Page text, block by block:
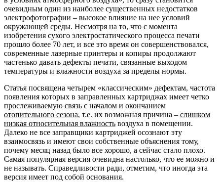
очевидным один из наиболее существенных недостатков
электрофотографии – высокое влияние на нее условий
окружающей среды. Несмотря на то, что с момента
изобретения сухого электростатического процесса печати
прошло более 70 лет, и все это время он совершенствовался,
современные лазерные принтеры и копиры продолжают
частенько давать дефекты печати, связанные выходом
температуры и влажности воздуха за пределы нормы.
Статья посвящена четырем «классическим» дефектам, частота
появления которых в заправленных картриджах имеет четко
прослеживаемую связь с началом и окончанием
отопительного сезона, т.е. их возможная причина – слишком
низкая относительная влажность воздуха в помещении.
Далеко не все заправщики картриджей осознают эту
взаимосвязь и имеют свои собственные объяснения тому,
почему месяц назад было все хорошо, а сейчас стало плохо.
Самая популярная версия очевидна настолько, что ее можно и
не называть. Справедливости ради, отметим, что иногда эта
версия имеет под собой основания.